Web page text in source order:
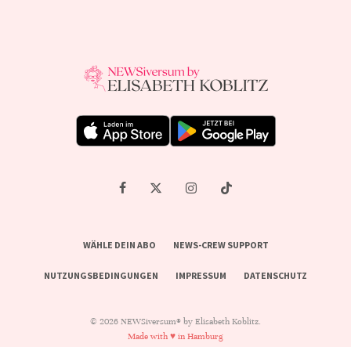
WÄHLE DEIN ABO NEWS-CREW SUPPORT
NUTZUNGSBEDINGUNGEN IMPRESSUM DATENSCHUTZ
© 2026 NEWSiversum® by Elisabeth Koblitz.
Made with ♥ in Hamburg